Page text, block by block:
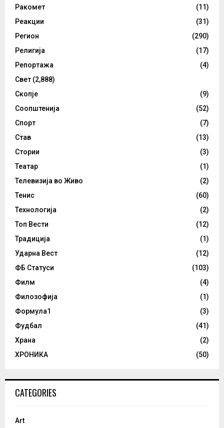
Ракомет
(11)
Реакции
(31)
Регион
(290)
Религија
(17)
Репортажа
(4)
Свет (2,888)
Скопје
(9)
Соопштенија
(52)
Спорт
(7)
Став
(13)
Стории
(3)
Театар
(1)
Телевизија во Живо
(2)
Тенис
(60)
Технологија
(2)
Топ Вести
(12)
Традиција
(1)
Ударна Вест
(12)
ФБ Статуси
(103)
Филм
(4)
Филозофија
(1)
Формула1
(3)
Фудбал
(41)
Храна
(2)
ХРОНИКА
(50)
CATEGORIES
Art